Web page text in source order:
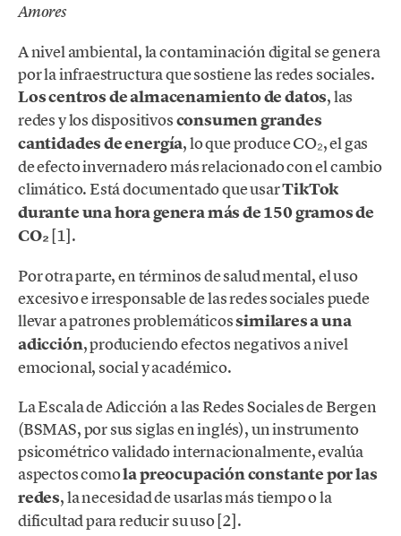
Amores
A nivel ambiental, la contaminación digital se genera
por la infraestructura que sostiene las redes sociales.
Los centros de almacenamiento de datos, las
redes y los dispositivosconsumen grandes
cantidades de energía, lo que produce CO₂, el gas
de efecto invernadero más relacionado con el cambio
climático. Está documentado que usarTikTok
durante una hora genera más de 150 gramos de
CO₂[1].
Por otra parte, en términos de salud mental, el uso
excesivo e irresponsable de las redes sociales puede
llevar a patrones problemáticossimilares a una
adicción, produciendo efectos negativos a nivel
emocional, social y académico.
La Escala de Adicción a las Redes Sociales de Bergen
(BSMAS, por sus siglas en inglés), un instrumento
psicométrico validado internacionalmente, evalúa
aspectos comola preocupación constante por las
redes, la necesidad de usarlas más tiempo o la
dificultad para reducir su uso [2].